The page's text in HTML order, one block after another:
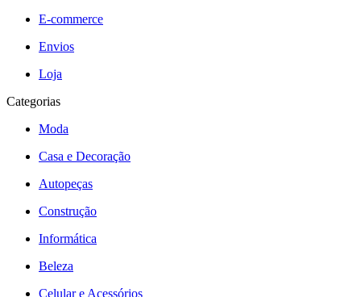
E-commerce
Envios
Loja
Categorias
Moda
Casa e Decoração
Autopeças
Construção
Informática
Beleza
Celular e Acessórios